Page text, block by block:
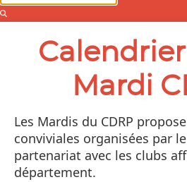
Mardi
Les Mardis du CDRP
conviviales organisées par
partenariat avec les clubs
département.